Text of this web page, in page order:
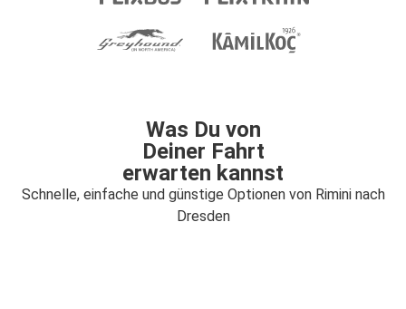
Was Du von
Deiner Fahrt
erwarten kannst
Schnelle, einfache und günstige Optionen von Rimini nach
Dresden